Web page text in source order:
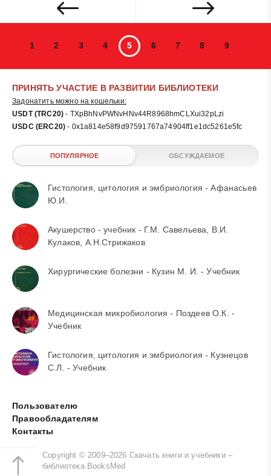
1 2 3 4 5 6 7 8 9
ПРИНЯТЬ УЧАСТИЕ В РАЗВИТИИ БИБЛИОТЕКИ
Задонатить можно на кошельки:
USDT (TRC20) - TXpBhNvPWNvHNv44R8968hmCLXui32pLzi
USDC (ERC20) - 0x1a814e58f9d97591767a74904ff1e1dc5261e5fc
ПОПУЛЯРНОЕ ОБСУЖДАЕМОЕ
Гистология, цитология и эмбриология - Афанасьев
Ю.И.
Акушерство - учебник - Г.М. Савельева, В.И.
Кулаков, А.Н.Стрижаков
Хирургические болезни - Кузин М. И. - Учебник
Медицинская микробиология - Поздеев О.К. -
Учебник
Гистология, цитология и эмбриология - Кузнецов
С.Л. - Учебник
Пользователю
Правообладателям
Контакты
Copyright © 2009–2026 Скачать книги и учебники –
библиотека BooksMed